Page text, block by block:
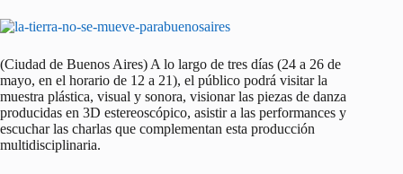
(Ciudad de Buenos Aires) A lo largo de tres días (24 a 26 de
mayo, en el horario de 12 a 21), el público podrá visitar la
muestra plástica, visual y sonora, visionar las piezas de danza
producidas en 3D estereoscópico, asistir a las performances y
escuchar las charlas que complementan esta producción
multidisciplinaria.